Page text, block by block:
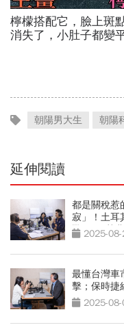
檸檬搭配它，臉上斑
消失了，小肚子都變
朝陽男大生 朝陽
延伸閱讀
都是關稅惹
寂」！土耳
戰 Feat.黃
2025-
最懂台灣車
擊；保時捷
2025-